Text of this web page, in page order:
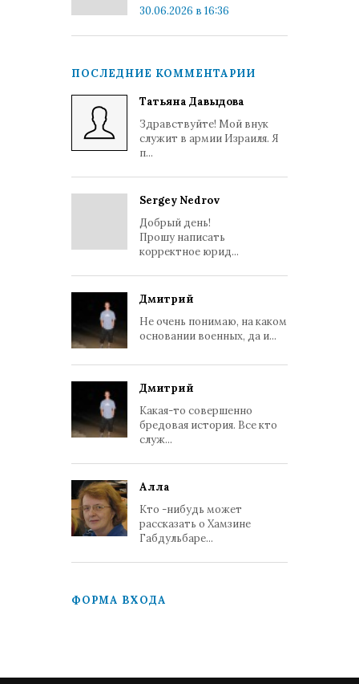
30.06.2026 в 16:36
ПОСЛЕДНИЕ КОММЕНТАРИИ
Татьяна Давыдова
Здравствуйте! Мой внук
служит в армии Израиля. Я
п...
Sergey Nedrov
Добрый день!
Прошу написать
корректное юрид...
Дмитрий
Не очень понимаю, на каком
основании военных, да и...
Дмитрий
Какая-то совершенно
бредовая история. Все кто
служ...
Алла
Кто -нибудь может
рассказать о Хамзине
Габдульбаре...
ФОРМА ВХОДА